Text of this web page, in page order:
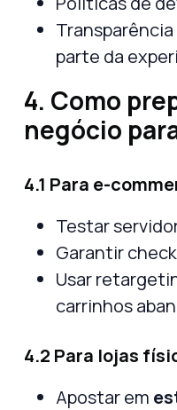
parte da
4. Como
negócio
4.1 Para e-
Testar
Garantir
Usar
carrinhos
4.2 Para lojas
Apostar em